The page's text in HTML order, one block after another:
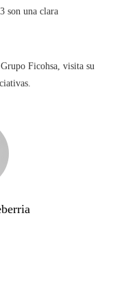
son una clara
Ficohsa, visita su